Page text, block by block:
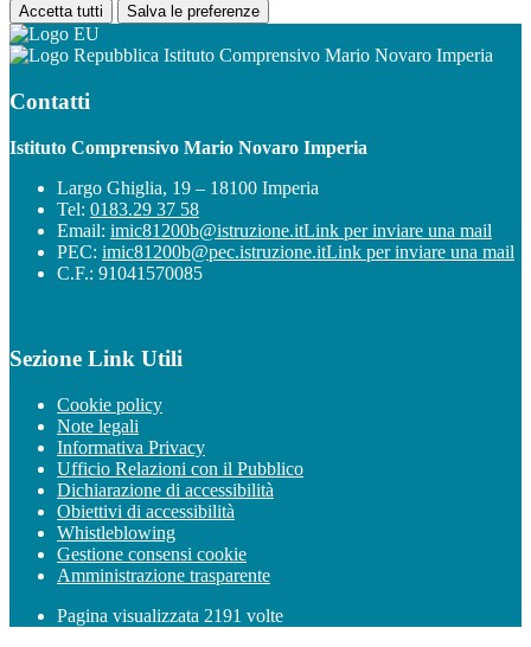
Accetta tutti Salva le preferenze
Istituto Comprensivo Mario Novaro Imperia
Contatti
Istituto Comprensivo Mario Novaro Imperia
Largo Ghiglia, 19 – 18100 Imperia
Tel: 0183.29 37 58
Email: imic81200b@istruzione.itLink per inviare una mail
PEC: imic81200b@pec.istruzione.itLink per inviare una mail
C.F.: 91041570085
Sezione Link Utili
Cookie policy
Note legali
Informativa Privacy
Ufficio Relazioni con il Pubblico
Dichiarazione di accessibilità
Obiettivi di accessibilità
Whistleblowing
Gestione consensi cookie
Amministrazione trasparente
Pagina visualizzata 2191 volte